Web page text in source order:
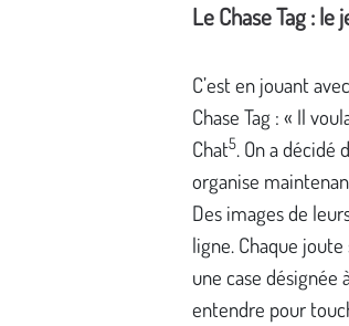
Le Chase Tag :
C’est en jouant
Chase Tag : « Il
Chat5. On a décidé
organise
Des images de
ligne. Chaque
une case
entendre pour